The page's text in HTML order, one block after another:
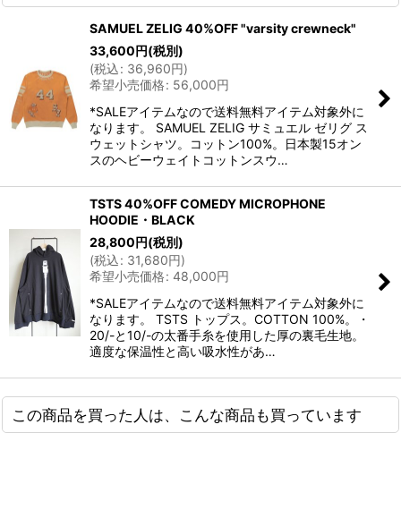
SAMUEL ZELIG 40%OFF "varsity crewneck"
33,600円(税別)
(税込: 36,960円)
希望小売価格: 56,000円
*SALEアイテムなので送料無料アイテム対象外に
なります。 SAMUEL ZELIG サミュエル ゼリグ ス
ウェットシャツ。コットン100%。日本製15オン
スのヘビーウェイトコットンスウ…
TSTS 40%OFF COMEDY MICROPHONE
HOODIE・BLACK
28,800円(税別)
(税込: 31,680円)
希望小売価格: 48,000円
*SALEアイテムなので送料無料アイテム対象外に
なります。 TSTS トップス。COTTON 100%。・
20/-と10/-の太番手糸を使用した厚の裏毛生地。
適度な保温性と高い吸水性があ…
この商品を買った人は、こんな商品も買っています